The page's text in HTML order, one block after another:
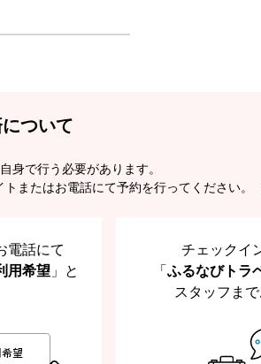
ついて
身で行う必要があります。
トまたはお電話にて予約を行ってください。
電話にて
用希望 」と
チェックイ
「ふるなびトラ
スタッフまで